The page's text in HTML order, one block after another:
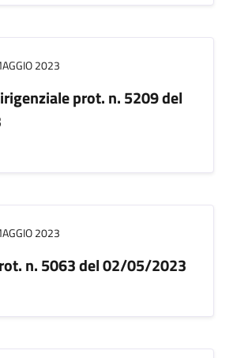
2023
prot. n. 5209 del
2023
n. 5063 del 02/05/2023